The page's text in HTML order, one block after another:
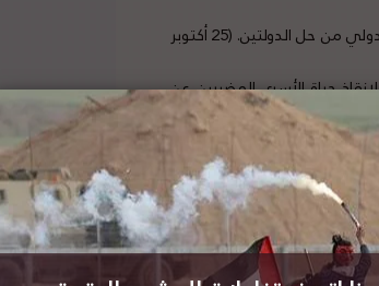
وزارة الخارجية الفلسطينية: ضم الضفة الغربية الاختبار النهائي لجدية الموقف الدولي من حل الدولتين. (25 أكتوبر
حياة الأسرى المضربين عن
وزير التربية والتعليم الفلسطيني: التحريض الإسرائيلي على المناهج الفلسطينية مصيره الفشل. (26 أكتوبر
رئيس الوزراء الفلسطيني يطالب أوروبا بربط مساعداتها إلى إسرائيل باحترام حل الدولتين وإنهاء الاحتلال. (26 أكتوبر
رئيس الوزراء الفلسطيني يدعو بلجيكا إلى الاعتراف بدولة فلسطين لإنقاذ حل الدولتين. (26 أكتوبر 2021) لتفاصيل